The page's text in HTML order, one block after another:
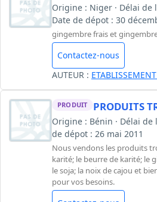
Origine : Niger · Délai de
Date de dépot : 30
gingembre frais et
Contactez-nous
AUTEUR :
PRODUIT PRODUITS
Origine : Bénin · Délai de
de dépot : 26 mai 2011
Nous vendons les produits
karité; le beurre de karité; le
le soja; la noix de cajou et
pour vos besoins.